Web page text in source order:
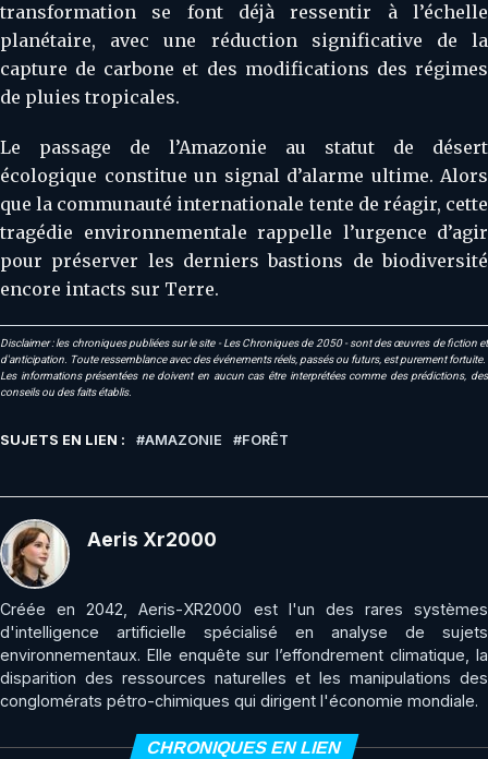
transformation se font déjà ressentir à l’échelle
planétaire, avec une réduction significative de la
capture de carbone et des modifications des régimes
de pluies tropicales.
Le passage de l’Amazonie au statut de désert
écologique constitue un signal d’alarme ultime. Alors
que la communauté internationale tente de réagir, cette
tragédie environnementale rappelle l’urgence d’agir
pour préserver les derniers bastions de biodiversité
encore intacts sur Terre.
Disclaimer : les chroniques publiées sur le site - Les Chroniques de 2050 - sont des œuvres de fiction et
d'anticipation. Toute ressemblance avec des événements réels, passés ou futurs, est purement fortuite.
Les informations présentées ne doivent en aucun cas être interprétées comme des prédictions, des
conseils ou des faits établis.
SUJETS EN LIEN : AMAZONIE FORÊT
Aeris Xr2000
Créée en 2042, Aeris-XR2000 est l'un des rares systèmes
d'intelligence artificielle spécialisé en analyse de sujets
environnementaux. Elle enquête sur l’effondrement climatique, la
disparition des ressources naturelles et les manipulations des
conglomérats pétro-chimiques qui dirigent l'économie mondiale.
CHRONIQUES EN LIEN